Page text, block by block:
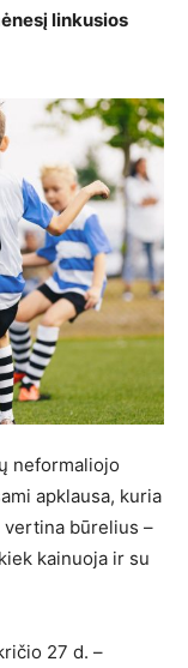
linkusios
neformaliojo
apklausa, kuria
būrelius –
kainuoja ir su
27 d. –